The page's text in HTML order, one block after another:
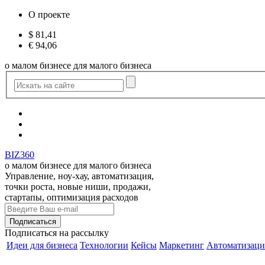
О проекте
$ 81,41
€ 94,06
о малом бизнесе для малого бизнеса
BIZ360
о малом бизнесе для малого бизнеса
Управление, ноу-хау, автоматизация,
точки роста, новые ниши, продажи,
стартапы, оптимизация расходов
Подписаться на рассылку
Идеи для бизнеса Технологии Кейсы Маркетинг